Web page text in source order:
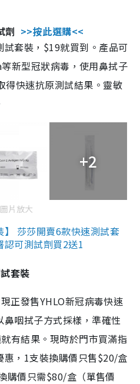
劑 >>按此選購<<
套裝，$19就買到。產品可
新型冠狀病毒，使用鼻拭子
得快速抗原測試結果。靈敏
+2
片放大
莎莎開賣6款快速測試套
可測試劑買2送1
套裝
正發售YHLO新冠病毒快速
咽拭子方式採樣，準確性
有結果。現時於門市買滿指
惠，1支裝換購價只售$20/盒
購價只需$80/盒（單售價